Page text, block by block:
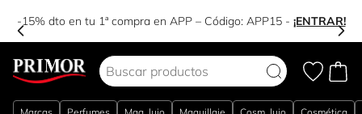
-15% dto en tu 1ª compra en APP – Código: APP15- ¡ENTRAR!